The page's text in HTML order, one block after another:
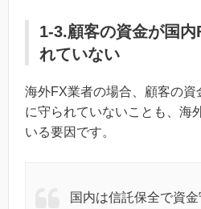
1-3.顧客の資金が国内
れていない
海外FX業者の場合、顧客の資
に守られていないことも、海
いる要因です。
国内は信託保全で資